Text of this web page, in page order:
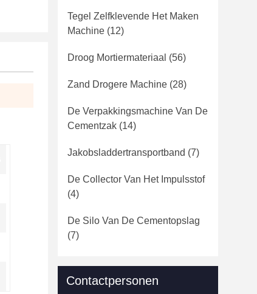
Tegel Zelfklevende Het Maken
Machine (12)
Droog Mortiermateriaal (56)
Zand Drogere Machine (28)
De Verpakkingsmachine Van De
Cementzak (14)
Jakobsladdertransportband (7)
De Collector Van Het Impulsstof
(4)
De Silo Van De Cementopslag
(7)
Contactpersonen